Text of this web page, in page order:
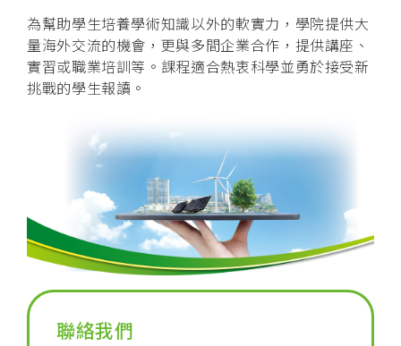
為幫助學生培養學術知識以外的軟實力，學院提供大
量海外交流的機會，更與多間企業合作，提供講座、
實習或職業培訓等。課程適合熱衷科學並勇於接受新
挑戰的學生報讀。
聯絡我們